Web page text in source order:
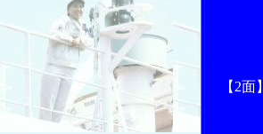
【2面】